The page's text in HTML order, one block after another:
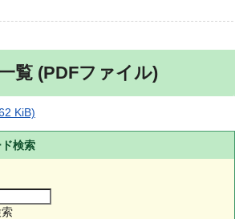
覧 (PDFファイル)
KiB)
検索